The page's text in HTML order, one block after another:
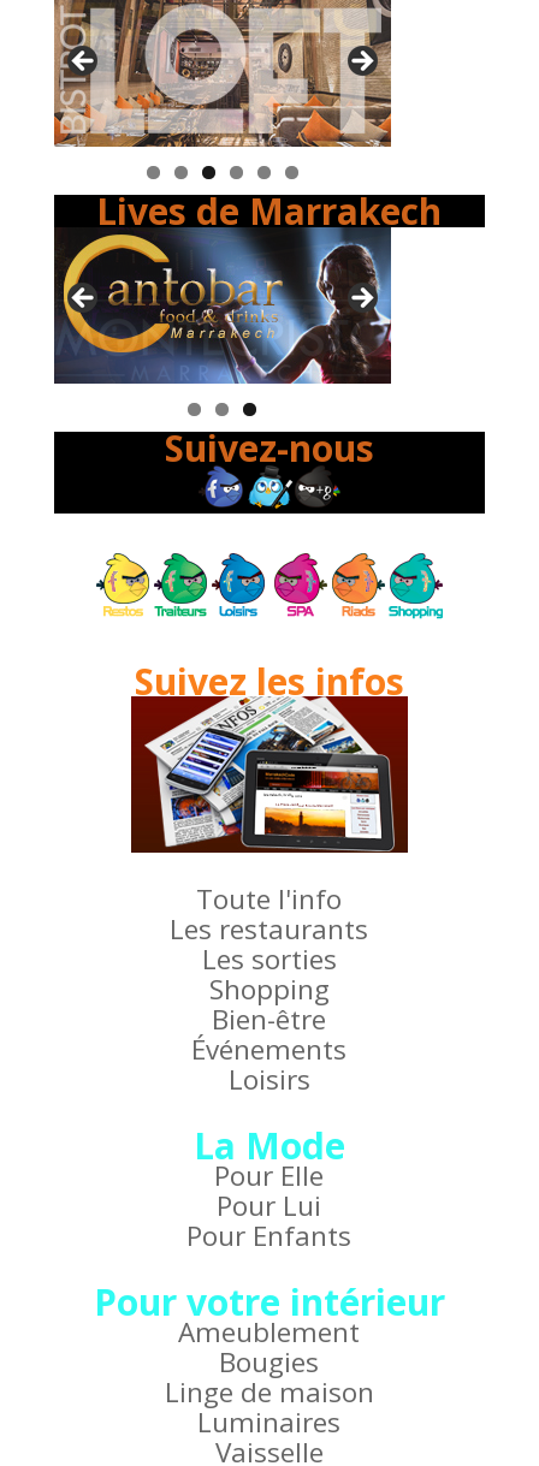
Lives de Marrakech
Suivez-nous
Suivez les infos
Toute l'info
Les restaurants
Les sorties
Shopping
Bien-être
Événements
Loisirs
La Mode
Pour Elle
Pour Lui
Pour Enfants
Pour votre intérieur
Ameublement
Bougies
Linge de maison
Luminaires
Vaisselle